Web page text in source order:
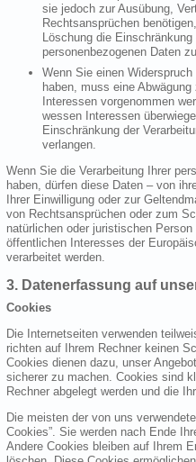
sie jedoch zur Ausübung,
Rechtsansprüchen
Löschung die
personenbezogenen Daten
Wenn Sie einen
haben, muss eine
Interessen vorgenommen
wessen Interessen
Einschränkung der
verlangen.
Wenn Sie die Verarbeitung Ihrer
haben, dürfen diese Daten – von
Ihrer Einwilligung oder zur
von Rechtsansprüchen oder zum
natürlichen oder juristischen
öffentlichen Interesses der
verarbeitet werden.
3. Datenerfassung auf
Cookies
Die Internetseiten verwenden
richten auf Ihrem Rechner keinen
Cookies dienen dazu, unser
sicherer zu machen. Cookies sind
Rechner abgelegt werden und die
Die meisten der von uns
Cookies”. Sie werden nach Ende
Andere Cookies bleiben auf Ihrem